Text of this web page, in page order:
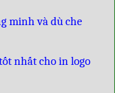
minh và dù che
nhất cho in logo